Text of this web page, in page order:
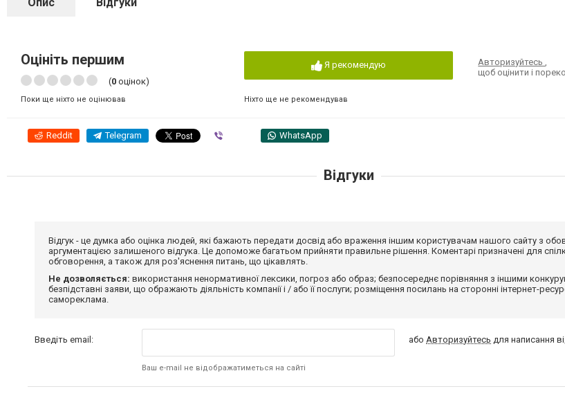
Оцініть першим
(0 оцінок)
Поки ще ніхто не оцінював
Я рекомендую
Ніхто ще не рекомендував
Авторизуйтесь,
щоб оцінити і
Reddit Telegram WhatsApp
Відгуки
Відгук - це думка або оцінка людей, які бажають передати досвід або враження іншим користувачам нашого сайту з
аргументацією залишеного відгука. Це допоможе багатьом прийняти правильне рішення. Коментарі призначені для
обговорення, а також для роз'яснення питань, що цікавлять.
Не дозволяється: використання ненормативної лексики, погроз або образ; безпосереднє порівняння з іншими
безпідставні заяви, що ображають діяльність компанії і / або її послуги; розміщення посилань на сторонні інтернет-
самореклама.
Введіть email:
Ваш e-mail не відображатиметься на сайті
абоАвторизуйтесь для написання